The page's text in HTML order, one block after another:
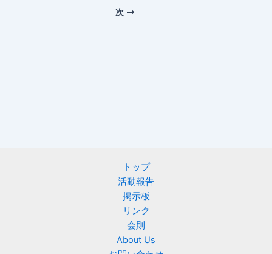
次
トップ
活動報告
掲示板
リンク
会則
About Us